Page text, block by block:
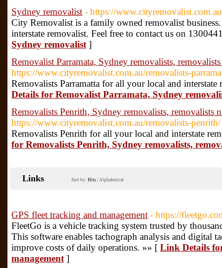
Sydney removalist - https://
City Removalist is a family owned removalist
interstate removalist. Feel free to contact us on
Sydney removalist ]
Removalist Parramata, Sydney removalists, removalists
https://www.cityremovalist.com.au/removalists-
Removalists Parramatta for all your local and
Details for Removalist Parramata, Sydney
Removalists Penrith, Sydney removalists, removalists
https://www.cityremovalist.com.au/removalists-penrith/
Removalists Penrith for all your local and interstate
for Removalists Penrith, Sydney removalists,
Links Sort by: Hits Alphabetical
GPS fleet tracking and management - https://
FleetGo is a vehicle tracking system trusted by
This software enables tachograph analysis and digital
improve costs of daily operations. »» [ Link Details
management ]